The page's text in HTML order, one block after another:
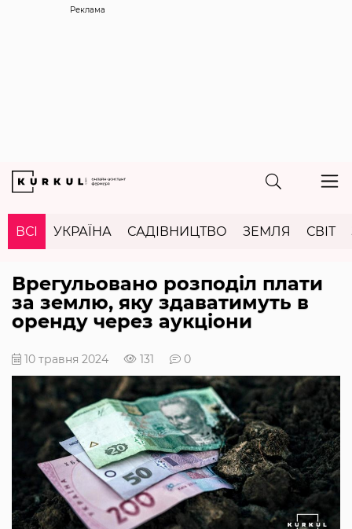
Реклама
ВСІ УКРАЇНА САДІВНИЦТВО ЗЕМЛЯ СВІТ
Врегульовано розподіл плати
за землю, яку здаватимуть в
оренду через аукціони
10 травня 2024 131 0